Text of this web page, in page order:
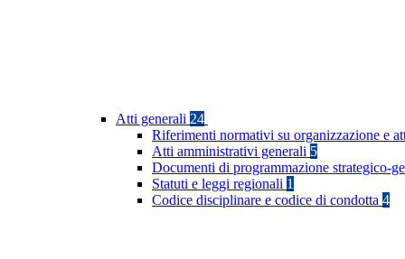
Atti generali 24
Riferimenti normativi su organizzazione e
Atti amministrativi generali 5
Documenti di programmazione strategico-
Statuti e leggi regionali 1
Codice disciplinare e codice di condotta 4